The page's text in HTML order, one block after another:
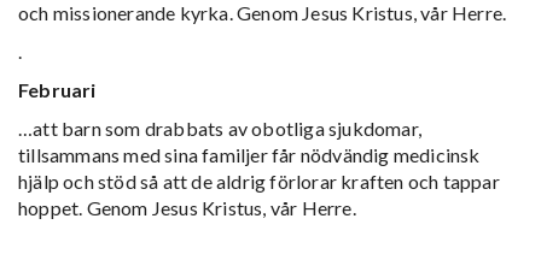
och missionerande kyrka. Genom Jesus Kristus, vår Herre.
.
Februari
…att barn som drabbats av obotliga sjukdomar,
tillsammans med sina familjer får nödvändig medicinsk
hjälp och stöd så att de aldrig förlorar kraften och tappar
hoppet. Genom Jesus Kristus, vår Herre.